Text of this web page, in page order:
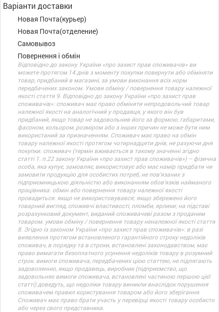
Варіанти доставки
Новая Почта(курьер)
Новая Почта(отделение)
Самовывоз
Повернення і обмін
Відповідно до закону України «про захист прав споживачів» ви
можете протягом 14 днів з моменту покупки повернути або обміняти
товар, придбаний в магазині, за умови виконання всіх норм
передбачених законом. Умови обміну / повернення товару належної
якості стаття 9. Відповідно до закону України «про захист прав
споживачів»: споживач має право обміняти непродовольчий товар
належної якості на аналогічний у продавця, у якого він був
придбаний, якщо товар не задовольнив його за формою, габаритами,
фасоном, кольором, розміром або з інших причин не може бути ним
використаний за призначенням. Споживач має право на обмін
товару належної якості протягом чотирнадцяти днів, не рахуючи дня
покупки. споживач (термін вживається в такому значенні згідно
статті 1. п.22 закону України «про захист прав споживачів») – фізична
особа, яка купує, замовляє, використовує або має намір придбати чи
замовити продукцію для особистих потреб, не пов’язаних з
підприємницькою діяльністю або виконанням обов’язків найманого
працівника. обмін або повернення товару належної якості
провадиться: якщо не використовувався; якщо збережено його
товарний вигляд, споживчі властивості, пломби, ярлики; на підставі
розрахунковий документ, виданий споживачеві разом з проданим
товаром. умови обміну / повернення товару неналежної якості стаття
8. Згідно із законом України «про захист прав споживачів»: в разі
виявлення протягом встановленого гарантійного строку недоліків
споживач, в порядку та в строки, встановлені законодавством, має
право вимагати безоплатного усунення недоліків товару в розумний
строк. вимоги споживача, передбачених цією статтею, не підлягають
задоволенню, якщо продавець, виробник (підприємство, що
задовольняє вимоги споживача, встановлені частиною першою цієї
статті) доведуть, що недоліки товару виникли внаслідок порушення
споживачем правил користування товаром або його зберігання.
Споживач має право брати участь у перевірці якості товару особисто
або через свого представника.